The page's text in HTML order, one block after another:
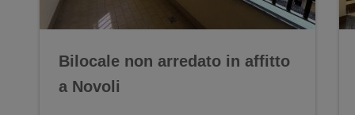
Bilocale non arredato in affitto
a Novoli